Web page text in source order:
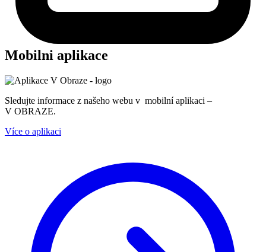
Mobilni aplikace
Sledujte informace z našeho webu v mobilní aplikaci –
V OBRAZE.
Více o aplikaci